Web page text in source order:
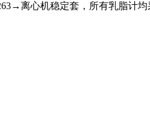
离心机稳定套，所有乳脂计均